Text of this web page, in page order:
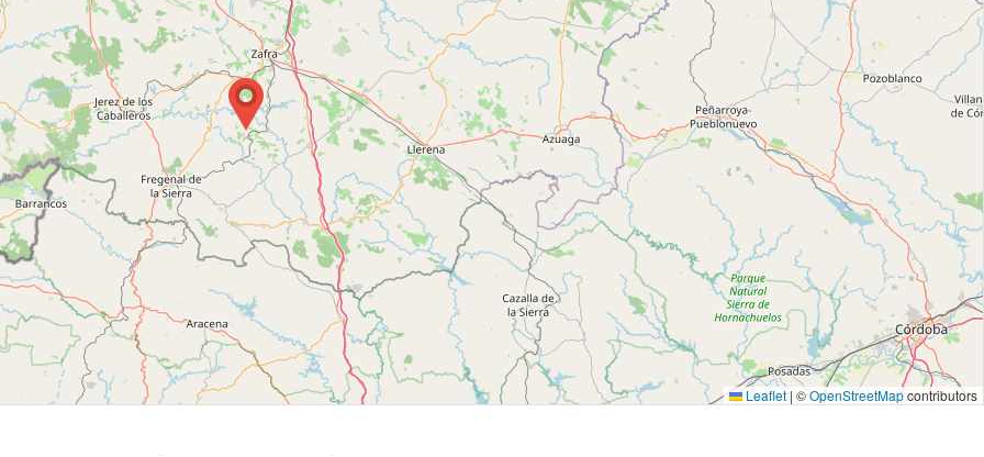
Leaflet | ©OpenStreetMapcontributors